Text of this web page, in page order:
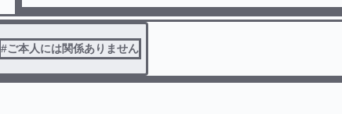
で愛も分からなくなっていった。ある日、仕事で失敗し、また
まう。そこである5人に拾ってもらい.....
#ご本人には関係ありません